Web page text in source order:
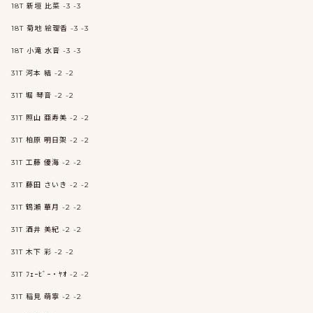
18T 新垣 比菜 -3 -3
18T 菊地 絵理香 -3 -3
18T 小滝 水音 -3 -3
31T 河本 結 -2 -2
31T 堀 琴音 -2 -2
31T 照山 亜寿美 -2 -2
31T 柏原 明日架 -2 -2
31T 工藤 優海 -2 -2
31T 藤田 さいき -2 -2
31T 鶴瀬 華月 -2 -2
31T 酒井 美紀 -2 -2
31T 木下 彩 -2 -2
31T ﾌｪｰﾋﾞｰ・ﾔｵ -2 -2
31T 稲見 萌寧 -2 -2